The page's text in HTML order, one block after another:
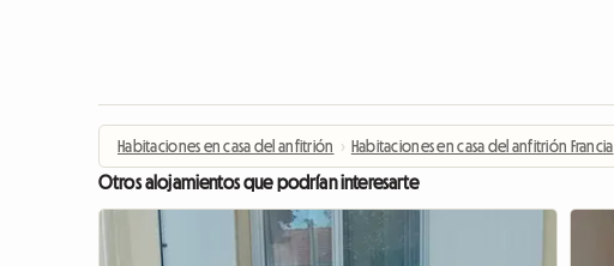
Habitaciones en casa del anfitrión › Habitaciones en casa del anfitrión Francia
Otros alojamientos que podrían interesarte